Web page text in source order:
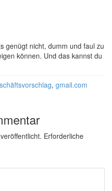
genügt nicht, dumm und faul zu
können. Und das kannst du
, gmail.com
Erforderliche